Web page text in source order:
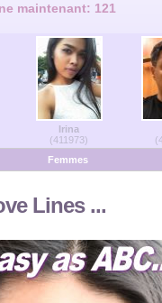
maintenant: 121
Irina
(411973)
Femmes
Lines ...